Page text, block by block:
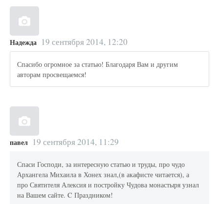
Надежда 19 сентября 2014, 12:20
Спасибо огромное за статью! Благодаря Вам и другим
авторам просвещаемся!
павел 19 сентября 2014, 11:29
Спаси Господи, за интересную статью и труды, про чудо
Архангела Михаила в Хонех знал,(в акафисте читается), а
про Святителя Алексия и постройку Чудова монастыря узнал
на Вашем сайте. C Праздником!